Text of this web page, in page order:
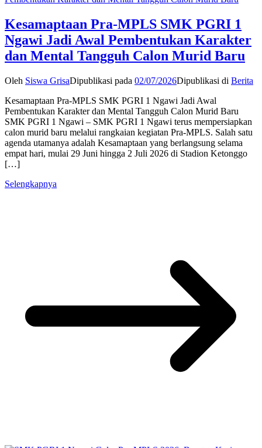
Kesamaptaan Pra-MPLS SMK PGRI 1
Ngawi Jadi Awal Pembentukan Karakter
dan Mental Tangguh Calon Murid Baru
Oleh Siswa GrisaDipublikasi pada 02/07/2026Dipublikasi di Berita
Kesamaptaan Pra-MPLS SMK PGRI 1 Ngawi Jadi Awal
Pembentukan Karakter dan Mental Tangguh Calon Murid Baru
SMK PGRI 1 Ngawi – SMK PGRI 1 Ngawi terus mempersiapkan
calon murid baru melalui rangkaian kegiatan Pra-MPLS. Salah satu
agenda utamanya adalah Kesamaptaan yang berlangsung selama
empat hari, mulai 29 Juni hingga 2 Juli 2026 di Stadion Ketonggo
[…]
Selengkapnya